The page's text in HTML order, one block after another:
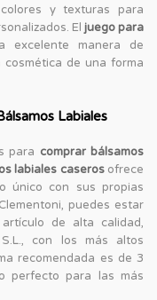
y texturas para
El juego para
manera de
de una forma
Labiales
para comprar bálsamos
labiales caserosofrece
único con sus propias
puedes estar
de alta calidad,
S.L., con los más altos
recomendada es de 3
perfecto para las más